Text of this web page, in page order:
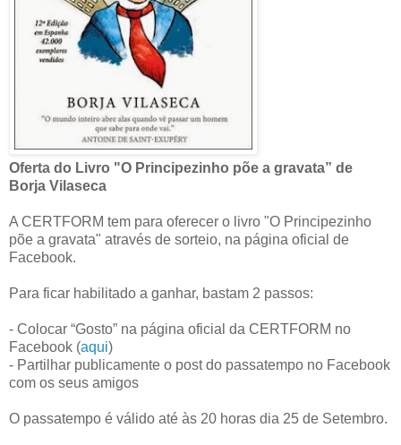
Oferta do Livro "O Principezinho põe a gravata” de
Borja Vilaseca
A CERTFORM tem para oferecer o livro "O Principezinho
põe a gravata" através de sorteio, na página oficial de
Facebook.
Para ficar habilitado a ganhar, bastam 2 passos:
- Colocar “Gosto” na página oficial da CERTFORM no
Facebook (aqui)
- Partilhar publicamente o post do passatempo no Facebook
com os seus amigos
O passatempo é válido até às 20 horas dia 25 de Setembro.